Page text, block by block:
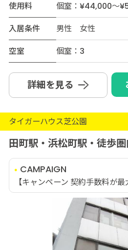
使用料
個室：¥44,000～
入居条件
男性 女性
空室
個室：3
詳細を見る
タイガーハウス芝公園
田町駅・浜松町駅・徒歩圏
CAMPAIGN
【キャンペーン 契約手数料が